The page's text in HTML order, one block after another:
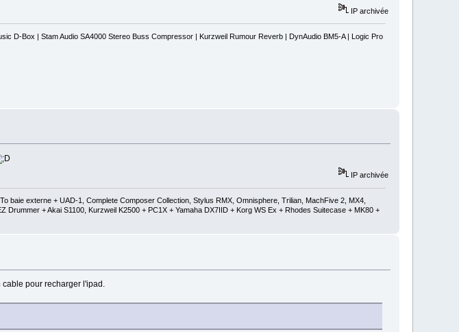
IP archivée
D-Box | Stam Audio SA4000 Stereo Buss Compressor | Kurzweil Rumour Reverb | DynAudio BM5-A | Logic Pro
IP archivée
baie externe + UAD-1, Complete Composer Collection, Stylus RMX, Omnisphere, Trilian, MachFive 2, MX4,
Drummer + Akai S1100, Kurzweil K2500 + PC1X + Yamaha DX7IID + Korg WS Ex + Rhodes Suitecase + MK80 +
cable pour recharger l'ipad.